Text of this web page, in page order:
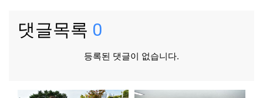
댓글목록 0
등록된 댓글이 없습니다.